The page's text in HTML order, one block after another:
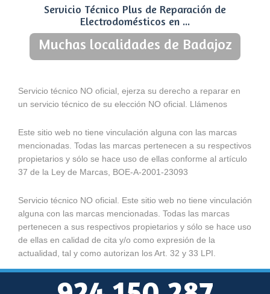
Servicio Técnico Plus de Reparación de
Electrodomésticos en ...
Muchas localidades de Badajoz
Servicio técnico NO oficial, ejerza su derecho a reparar en
un servicio técnico de su elección NO oficial. Llámenos
Este sitio web no tiene vinculación alguna con las marcas
mencionadas. Todas las marcas pertenecen a su respectivos
propietarios y sólo se hace uso de ellas conforme al artículo
37 de la Ley de Marcas, BOE-A-2001-23093
Servicio técnico NO oficial. Este sitio web no tiene vinculación
alguna con las marcas mencionadas. Todas las marcas
pertenecen a sus respectivos propietarios y sólo se hace uso
de ellas en calidad de cita y/o como expresión de la
actualidad, tal y como autorizan los Art. 32 y 33 LPI.